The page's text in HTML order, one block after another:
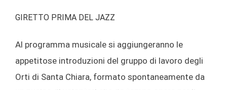
GIRETTO PRIMA DEL JAZZ
Al programma musicale si aggiungeranno le
appetitose introduzioni del gruppo di lavoro degli
Orti di Santa Chiara, formato spontaneamente da